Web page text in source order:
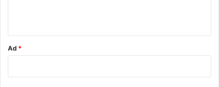
Ad *